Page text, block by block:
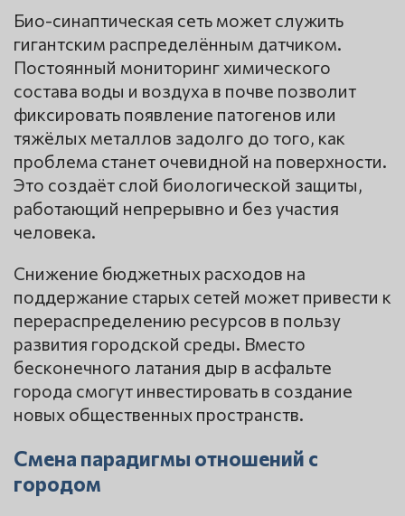
Био-синаптическая сеть может служить
гигантским распределённым датчиком.
Постоянный мониторинг химического
состава воды и воздуха в почве позволит
фиксировать появление патогенов или
тяжёлых металлов задолго до того, как
проблема станет очевидной на поверхности.
Это создаёт слой биологической защиты,
работающий непрерывно и без участия
человека.
Снижение бюджетных расходов на
поддержание старых сетей может привести к
перераспределению ресурсов в пользу
развития городской среды. Вместо
бесконечного латания дыр в асфальте
города смогут инвестировать в создание
новых общественных пространств.
Смена парадигмы отношений с
городом